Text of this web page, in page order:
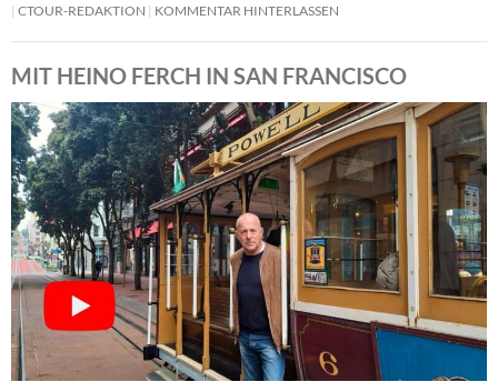
CTOUR-REDAKTION
KOMMENTAR HINTERLASSEN
MIT HEINO FERCH IN SAN FRANCISCO